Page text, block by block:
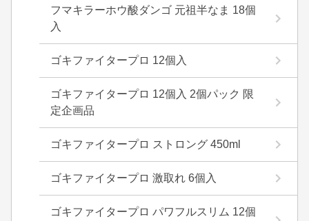
フマキラーホウ酸ダンゴ 元祖半なま 18個
入
ゴキファイタープロ 12個入
ゴキファイタープロ 12個入 2個パック 限
定企画品
ゴキファイタープロ ストロング 450ml
ゴキファイタープロ 激取れ 6個入
ゴキファイタープロ パワフルスリム 12個